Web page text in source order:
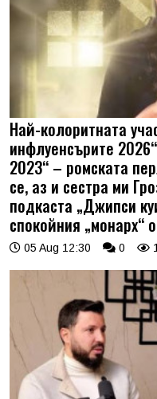
Най-колоритната
инфлуенсърите
2023“ – ромската
се, аз и сестра ми
подкаста „Джипси
спокойния „монарх“
05 Aug 12:30 0